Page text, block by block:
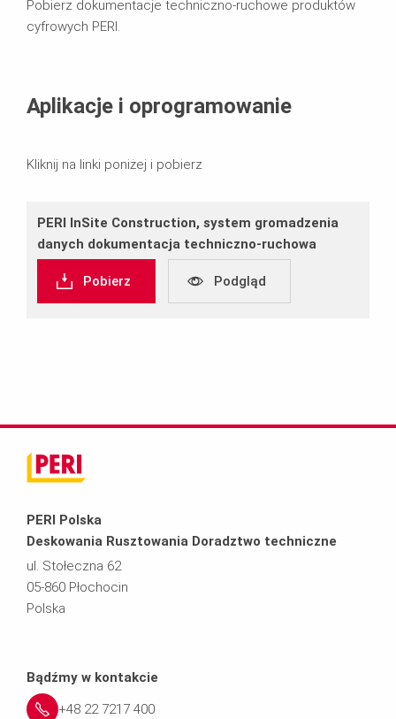
Pobierz dokumentacje techniczno-ruchowe produktów
cyfrowych PERI.
Aplikacje i oprogramowanie
Kliknij na linki poniżej i pobierz
PERI InSite Construction, system gromadzenia
danych dokumentacja techniczno‐ruchowa
Pobierz Podgląd
PERI Polska
Deskowania Rusztowania Doradztwo techniczne
ul. Stołeczna 62
05-860 Płochocin
Polska
Bądźmy w kontakcie
+48 22 7217 400